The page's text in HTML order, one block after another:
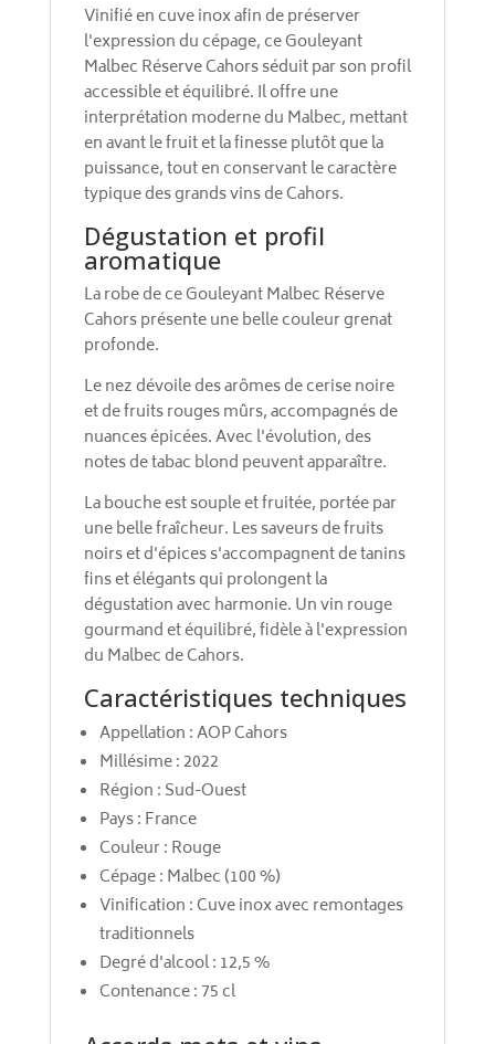
Vinifié en cuve inox afin de préserver
l'expression du cépage, ce Gouleyant
Malbec Réserve Cahors séduit par son profil
accessible et équilibré. Il offre une
interprétation moderne du Malbec, mettant
en avant le fruit et la finesse plutôt que la
puissance, tout en conservant le caractère
typique des grands vins de Cahors.
Dégustation et profil
aromatique
La robe de ce Gouleyant Malbec Réserve
Cahors présente une belle couleur grenat
profonde.
Le nez dévoile des arômes de cerise noire
et de fruits rouges mûrs, accompagnés de
nuances épicées. Avec l'évolution, des
notes de tabac blond peuvent apparaître.
La bouche est souple et fruitée, portée par
une belle fraîcheur. Les saveurs de fruits
noirs et d'épices s'accompagnent de tanins
fins et élégants qui prolongent la
dégustation avec harmonie. Un vin rouge
gourmand et équilibré, fidèle à l'expression
du Malbec de Cahors.
Caractéristiques techniques
Appellation : AOP Cahors
Millésime : 2022
Région : Sud-Ouest
Pays : France
Couleur : Rouge
Cépage : Malbec (100 %)
Vinification : Cuve inox avec remontages
traditionnels
Degré d'alcool : 12,5 %
Contenance : 75 cl